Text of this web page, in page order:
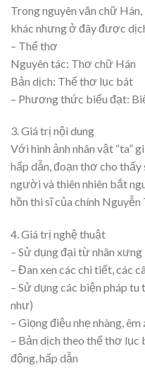
Trong nguyên văn chữ
khác nhưng ở đây được
– Thể thơ
Nguyên tác: Thơ chữ Hán
Bản dịch: Thể thơ lục bát
– Phương thức biểu đạt:
3. Giá trị nội dung
Với hình ảnh nhân vật “ta”
hấp dẫn, đoạn thơ cho
người và thiên nhiên bắt
hồn thi sĩ của chính Nguyễn
4. Giá trị nghệ thuật
– Sử dụng đại từ nhân xưng
– Đan xen các chi tiết, các
– Sử dụng các biện pháp tu
như)
– Giọng điệu nhẹ nhàng, êm
– Bản dịch theo thể thơ lục
động, hấp dẫn